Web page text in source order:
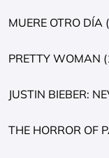
MUERE OTRO DÍA
PRETTY WOMAN
JUSTIN BIEBER:
THE HORROR OF